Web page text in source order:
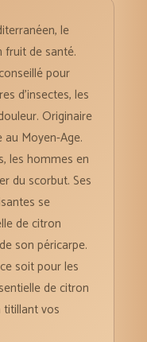
le
de santé.
pour
d’insectes, les
Originaire
au Moyen-Age.
les hommes en
du scorbut. Ses
se
de citron
son péricarpe.
soit pour les
de citron
titillant vos